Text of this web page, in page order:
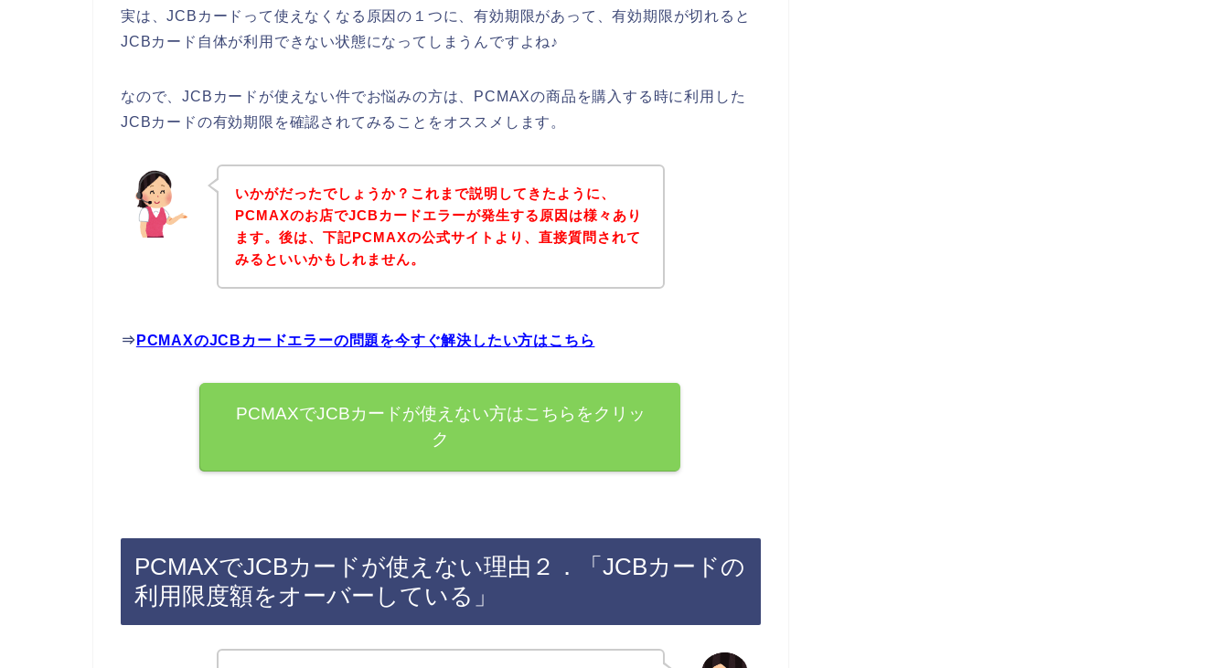
実は、JCBカードって使えなくなる原因の１つに、有効期限があって、有効期限が切れると
JCBカード自体が利用できない状態になってしまうんですよね♪
なので、JCBカードが使えない件でお悩みの方は、PCMAXの商品を購入する時に利用した
JCBカードの有効期限を確認されてみることをオススメします。
いかがだったでしょうか？これまで説明してきたように、
PCMAXのお店でJCBカードエラーが発生する原因は様々あり
ます。後は、下記PCMAXの公式サイトより、直接質問されて
みるといいかもしれません。
⇒ PCMAXのJCBカードエラーの問題を今すぐ解決したい方はこちら
PCMAXでJCBカードが使えない方はこちらをクリッ
ク
PCMAXでJCBカードが使えない理由２．「JCBカードの
利用限度額をオーバーしている」